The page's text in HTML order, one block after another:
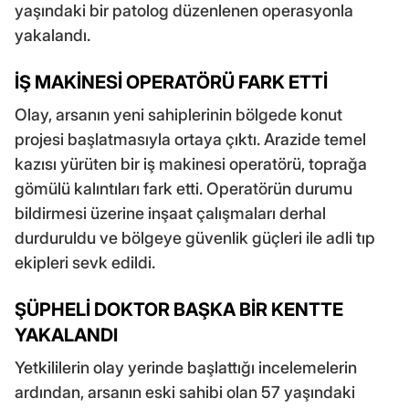
yaşındaki bir patolog düzenlenen operasyonla
yakalandı.
İŞ MAKİNESİ OPERATÖRÜ FARK ETTİ
Olay, arsanın yeni sahiplerinin bölgede konut
projesi başlatmasıyla ortaya çıktı. Arazide temel
kazısı yürüten bir iş makinesi operatörü, toprağa
gömülü kalıntıları fark etti. Operatörün durumu
bildirmesi üzerine inşaat çalışmaları derhal
durduruldu ve bölgeye güvenlik güçleri ile adli tıp
ekipleri sevk edildi.
ŞÜPHELİ DOKTOR BAŞKA BİR KENTTE
YAKALANDI
Yetkililerin olay yerinde başlattığı incelemelerin
ardından, arsanın eski sahibi olan 57 yaşındaki